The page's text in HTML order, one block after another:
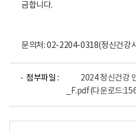
금합니다.
문의처: 02-2204-0318(정신건강
첨부파일 :
2024 정신건강
_F.pdf(다운로드
어